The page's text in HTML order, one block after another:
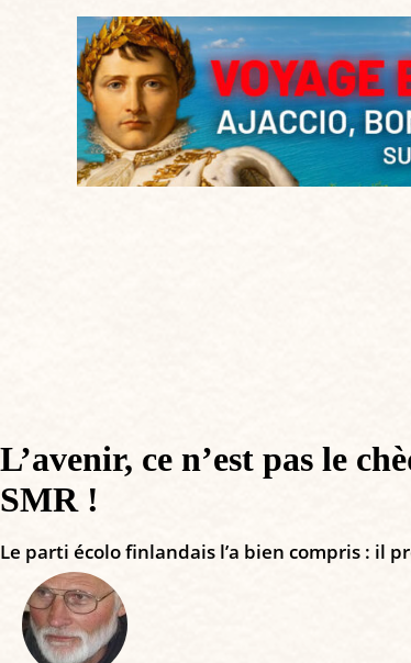
L’avenir, ce n’est pas le
SMR !
Le parti écolo finlandais l’a bien compris : il